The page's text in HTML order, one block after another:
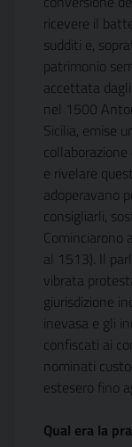
ricevere il
sudditi e,
patrimonio
accettata
nel 1500
Sicilia, emise
e rivelare
adoperavano
consigliarli,
Cominciarono
al 1513). Il
vibrata
giurisdizione
inevasa e gli
confiscati ai
nominati
estesero fino
Qual era la